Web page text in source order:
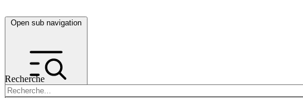
Open sub navigation
Recherche